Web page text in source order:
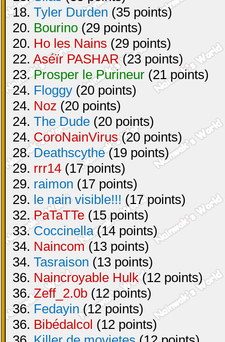
18. Tyler Durden (35 points)
20. Bourino (29 points)
20. Ho les Nains (29 points)
22. Aséïr PASHAR(23 points)
23.Prosper le Purineur (21 points)
24. Floggy (20 points)
24. Noz (20 points)
24. The Dude (20 points)
24. CoroNainVirus(20 points)
28.Deathscythe(19 points)
29. rrr14 (17 points)
29. raimon (17 points)
29. le nain visible!!! (17 points)
32.PaTaTTe (15 points)
33.Coccinella(14 points)
34. Naincom(13 points)
34. Tasraison (13 points)
36. Naincroyable Hulk(12 points)
36.Zeff_2.0b (12 points)
36. Fedayin(12 points)
36. Bibédalcol (12 points)